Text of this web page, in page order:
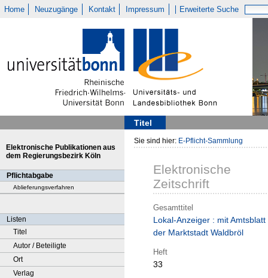
Home Neuzugänge Kontakt Impressum Erweiterte Suche
Titel
Elektronische Publikationen aus
dem Regierungsbezirk Köln
Pflichtabgabe
Ablieferungsverfahren
Listen
Titel
Autor / Beteiligte
Ort
Verlag
Sie sind hier: E-Pflicht-Sammlung
Elektronische
Zeitschrift
Gesamttitel
Lokal-Anzeiger : mit Amtsblatt
der Marktstadt Waldbröl
Heft
33